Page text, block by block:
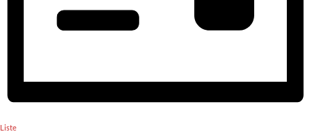
Liste